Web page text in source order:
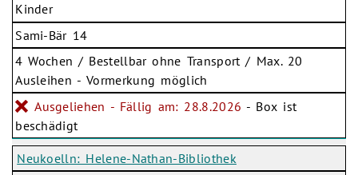
Kinder
Sami-Bär 14
4 Wochen / Bestellbar ohne Transport / Max. 20
Ausleihen - Vormerkung möglich
Ausgeliehen - Fällig am: 28.8.2026 - Box ist
beschädigt
Neukoelln: Helene-Nathan-Bibliothek